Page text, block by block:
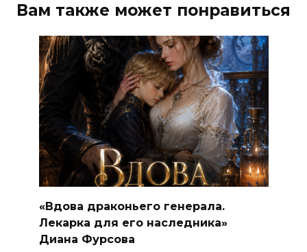
Вам также может понравиться
«Вдова драконьего генерала.
Лекарка для его наследника»
Диана Фурсова